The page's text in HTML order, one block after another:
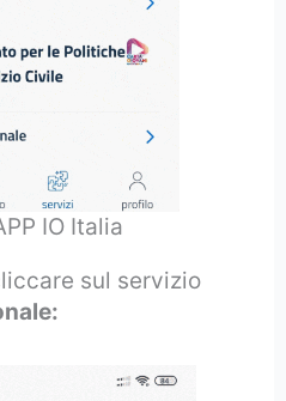
IO Italia
sul servizio